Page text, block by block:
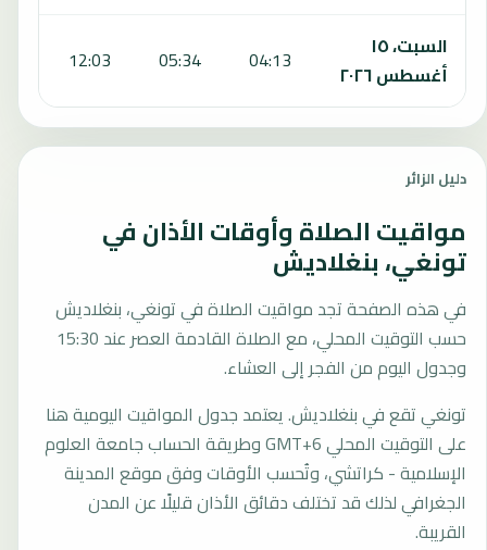
السبت، ١٥
أغسطس ٢٠٢٦
04:13
05:34
12:03
دليل الزائر
مواقيت الصلاة وأوقات الأذان في
تونغي، بنغلاديش
في هذه الصفحة تجد مواقيت الصلاة في تونغي، بنغلاديش
حسب التوقيت المحلي، مع الصلاة القادمة العصر عند 15:30
وجدول اليوم من الفجر إلى العشاء.
تونغي تقع في بنغلاديش. يعتمد جدول المواقيت اليومية هنا
على التوقيت المحلي GMT+6 وطريقة الحساب جامعة العلوم
الإسلامية - كراتشي، وتُحسب الأوقات وفق موقع المدينة
الجغرافي لذلك قد تختلف دقائق الأذان قليلًا عن المدن
القريبة.